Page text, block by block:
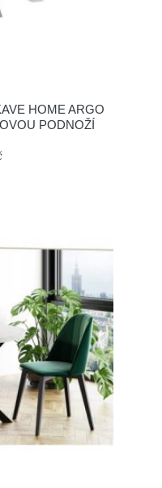
HOME ARGO
PODNOŽÍ